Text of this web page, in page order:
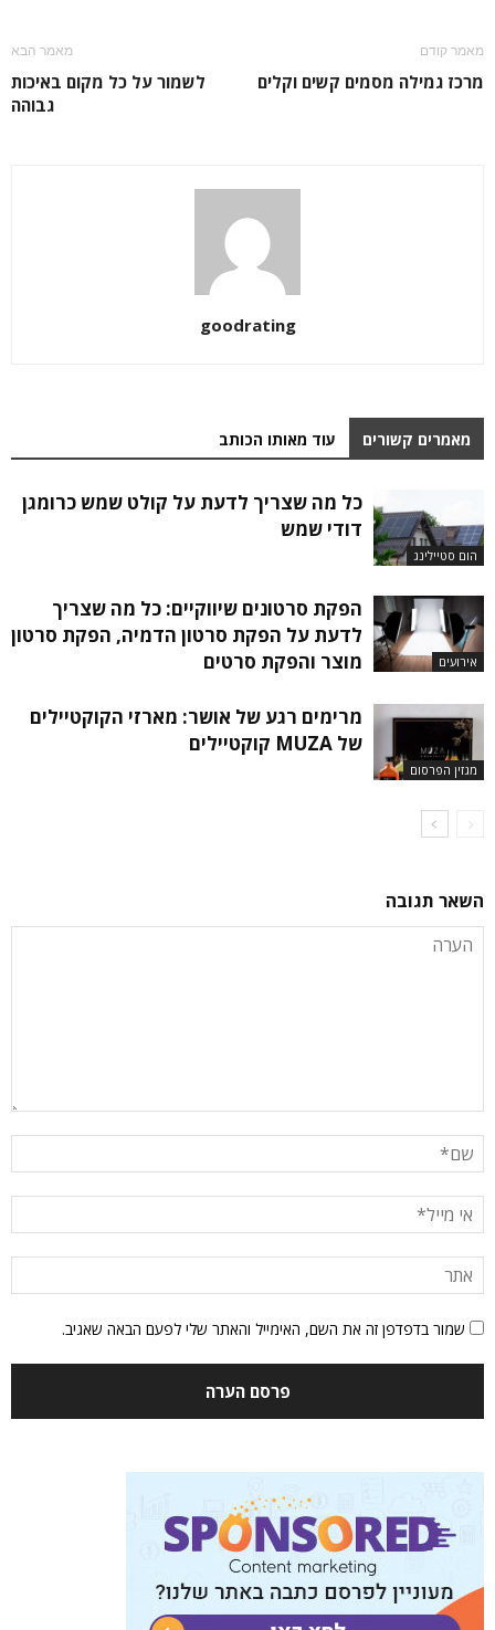
מאמר קודם
מרכז גמילה מסמים קשים וקלים
מאמר הבא
לשמור על כל מקום באיכות
גבוהה
goodrating
מאמרים קשורים עוד מאותו הכותב
הום סטיילינג
כל מה שצריך לדעת על קולט שמש כרומגן
דודי שמש
אירועים
הפקת סרטונים שיווקיים: כל מה שצריך
לדעת על הפקת סרטון הדמיה, הפקת סרטון
מוצר והפקת סרטים
מגזין הפרסום
מרימים רגע של אושר: מארזי הקוקטיילים
של MUZA קוקטיילים
השאר תגובה
שמור בדפדפן זה את השם, האימייל והאתר שלי לפעם הבאה שאגיב.